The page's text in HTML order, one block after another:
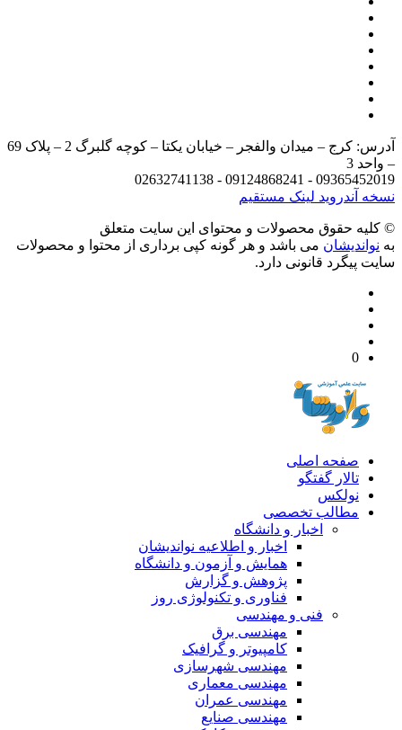
آدرس: کرج – میدان والفجر – خیابان یکتا – کوچه گلبرگ 2 – پلاک 69
3
09365452019 - 09124868241 -
آندرویدلینک مستقیم
حقوق محصولات و محتوای اين سایت متعلق
می باشد و هر گونه کپی برداری از محتوا و محصولات
پیگرد قانونی دارد.
صفحه اصلی
تالار گفتگو
نولکس
مطالب تخصصی
اخبار و دانشگاه
اخبار و اطلاعیه نواندیشان
همایش و آزمون و دانشگاه
پژوهش و گزارش
فناوری و تکنولوژی روز
فنی و مهندسی
مهندسی برق
کامپیوتر و گرافیک
مهندسی شهرسازی
مهندسی معماری
مهندسی عمران
مهندسی صنایع